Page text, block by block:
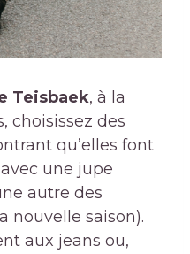
Teisbaek, à la
choisissez des
qu’elles font
une jupe
autre des
nouvelle saison).
aux jeans ou,